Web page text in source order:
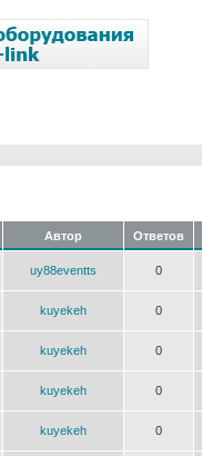
Автор Ответов
uy88eventts 0
kuyekeh 0
kuyekeh 0
kuyekeh 0
kuyekeh 0